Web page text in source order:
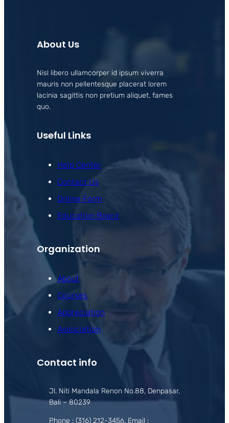
About Us
Nisl libero ullamcorper id ipsum viverra
mauris non pellentesque placerat lorem
lacinia sagittis non pretium aliquet, fames
quo.
Useful Links
Help Center
Contact Us
Online Form
Education Board
Organization
About
Courses
Appreciation
Association
Contact info
Jl. Niti Mandala Renon No.88, Denpasar,
Bali – 80239
Phone : (316) 212-3456, Email :